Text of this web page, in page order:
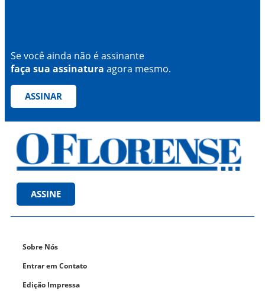
Se você ainda não é assinante
faça sua assinatura agora mesmo.
ASSINAR
ASSINE
Sobre Nós
Entrar em Contato
Edição Impressa